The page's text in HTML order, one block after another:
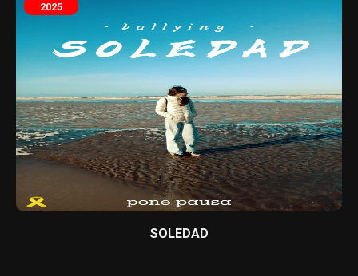
2025
SOLEDAD